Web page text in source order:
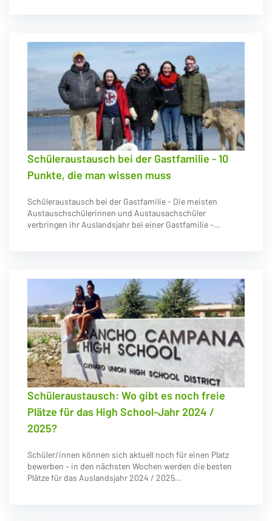
Schüleraustausch bei der Gastfamilie - 10
Punkte, die man wissen muss
Schüleraustausch bei der Gastfamilie - Die meisten
Austauschschülerinnen und Austausachschüler
verbringen ihr Auslandsjahr bei einer Gastfamilie –…
Schüleraustausch: Wo gibt es noch freie
Plätze für das High School-Jahr 2024 /
2025?
Schüler/innen können sich aktuell noch für einen Platz
bewerben – in den nächsten Wochen werden die besten
Plätze für das Auslandsjahr 2024 / 2025…